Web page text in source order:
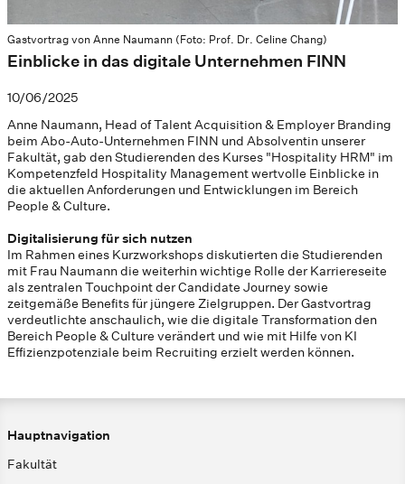
Gastvortrag von Anne Naumann (Foto: Prof. Dr. Celine Chang)
Einblicke in das digitale Unternehmen FINN
10/06/2025
Anne Naumann, Head of Talent Acquisition & Employer Branding
beim Abo-Auto-Unternehmen FINN und Absolventin unserer
Fakultät, gab den Studierenden des Kurses "Hospitality HRM" im
Kompetenzfeld Hospitality Management wertvolle Einblicke in
die aktuellen Anforderungen und Entwicklungen im Bereich
People & Culture.
Digitalisierung für sich nutzen
Im Rahmen eines Kurzworkshops diskutierten die Studierenden
mit Frau Naumann die weiterhin wichtige Rolle der Karriereseite
als zentralen Touchpoint der Candidate Journey sowie
zeitgemäße Benefits für jüngere Zielgruppen. Der Gastvortrag
verdeutlichte anschaulich, wie die digitale Transformation den
Bereich People & Culture verändert und wie mit Hilfe von KI
Effizienzpotenziale beim Recruiting erzielt werden können.
Hauptnavigation
Fakultät